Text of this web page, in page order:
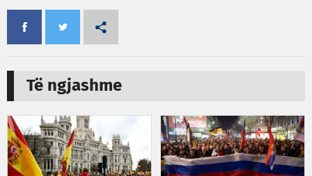
Të ngjashme